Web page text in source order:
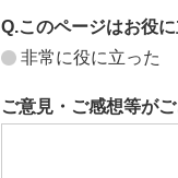
Q.このページはお役
非常に役に立った
ご意見・ご感想等が